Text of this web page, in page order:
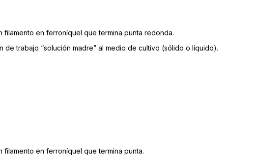
en ferroníquel que termina punta redonda.
trabajo “solución madre” al medio de cultivo (sólido o líquido).
en ferroníquel que termina punta.